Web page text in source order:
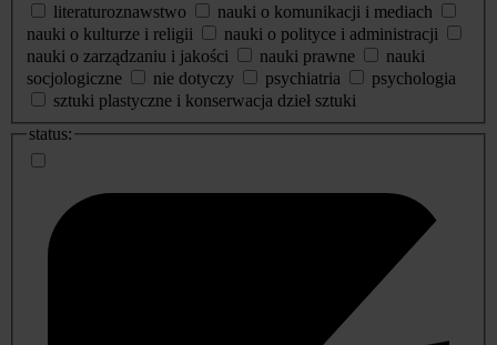
literaturoznawstwo
nauki o komunikacji i mediach
nauki o kulturze i religii
nauki o polityce i administracji
nauki o zarządzaniu i jakości
nauki prawne
nauki
socjologiczne
nie dotyczy psychiatria
psychologia
sztuki plastyczne i konserwacja dzieł sztuki
status: